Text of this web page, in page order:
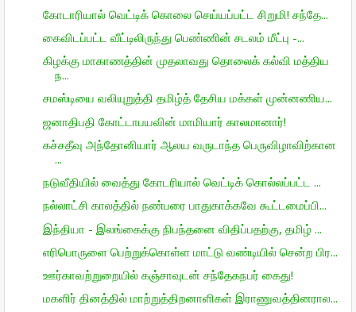
கோடாரியால் வெட்டிக் கொலை செய்யப்பட்ட சிறுமி! சந்தே...
கைவிடப்பட்ட வீட்டிலிருந்து பெண்ணின் சடலம் மீட்பு -...
கிழக்கு மாகாணத்தின் முதலாவது தொலைக் கல்வி மத்திய
ந...
சமஸ்டியை வலியுறுத்தி தமிழ்த் தேசிய மக்கள் முன்னணிய...
ஜனாதிபதி கோட்டாபயவின் மாமியார் காலமானார்!
கச்சதீவு அந்தோனியார் ஆலய வருடாந்த பெருவிழாவிற்கான
...
நடுவீதியில் வைத்து கோடரியால் வெட்டிக் கொல்லப்பட்ட ...
நல்லாட்சி காலத்தில் நண்பரை பாதுகாக்கவே கூட்டமைப்பி...
இந்தியா - இலங்கைக்கு நிபந்தனை விதிப்பதற்கு, தமிழ் ...
எரிபொருளை பெற்றுக்கொள்ள மாட்டு வண்டியில் சென்ற பிர...
ஊர்காவற்றுறையில் கஞ்சாவுடன் சந்தேகநபர் கைது!
மகளிர் தினத்தில் மாற்றுத்திறனாளிகள் இராணுவத்தினரால...